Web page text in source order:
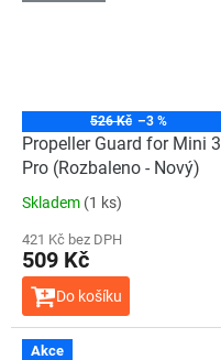
526 Kč –3 %
Propeller Guard for Mini 3
Pro (Rozbaleno - Nový)
Skladem (1 ks)
421 Kč bez DPH
509 Kč
Do košíku
Akce